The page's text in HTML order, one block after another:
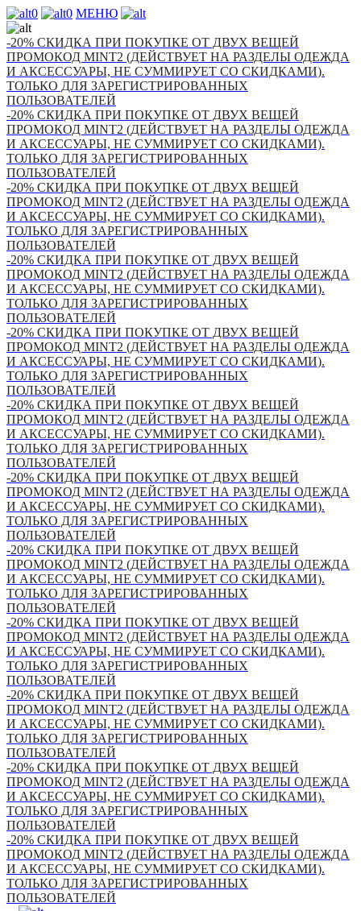
0 0 МЕНЮ
-20% СКИДКА ПРИ ПОКУПКЕ ОТ ДВУХ ВЕЩЕЙ
ПРОМОКОД MINT2 (ДЕЙСТВУЕТ НА РАЗДЕЛЫ ОДЕЖДА
И АКСЕССУАРЫ, НЕ СУММИРУЕТ СО СКИДКАМИ).
ТОЛЬКО ДЛЯ ЗАРЕГИСТРИРОВАННЫХ
ПОЛЬЗОВАТЕЛЕЙ
-20% СКИДКА ПРИ ПОКУПКЕ ОТ ДВУХ ВЕЩЕЙ
ПРОМОКОД MINT2 (ДЕЙСТВУЕТ НА РАЗДЕЛЫ ОДЕЖДА
И АКСЕССУАРЫ, НЕ СУММИРУЕТ СО СКИДКАМИ).
ТОЛЬКО ДЛЯ ЗАРЕГИСТРИРОВАННЫХ
ПОЛЬЗОВАТЕЛЕЙ
-20% СКИДКА ПРИ ПОКУПКЕ ОТ ДВУХ ВЕЩЕЙ
ПРОМОКОД MINT2 (ДЕЙСТВУЕТ НА РАЗДЕЛЫ ОДЕЖДА
И АКСЕССУАРЫ, НЕ СУММИРУЕТ СО СКИДКАМИ).
ТОЛЬКО ДЛЯ ЗАРЕГИСТРИРОВАННЫХ
ПОЛЬЗОВАТЕЛЕЙ
-20% СКИДКА ПРИ ПОКУПКЕ ОТ ДВУХ ВЕЩЕЙ
ПРОМОКОД MINT2 (ДЕЙСТВУЕТ НА РАЗДЕЛЫ ОДЕЖДА
И АКСЕССУАРЫ, НЕ СУММИРУЕТ СО СКИДКАМИ).
ТОЛЬКО ДЛЯ ЗАРЕГИСТРИРОВАННЫХ
ПОЛЬЗОВАТЕЛЕЙ
-20% СКИДКА ПРИ ПОКУПКЕ ОТ ДВУХ ВЕЩЕЙ
ПРОМОКОД MINT2 (ДЕЙСТВУЕТ НА РАЗДЕЛЫ ОДЕЖДА
И АКСЕССУАРЫ, НЕ СУММИРУЕТ СО СКИДКАМИ).
ТОЛЬКО ДЛЯ ЗАРЕГИСТРИРОВАННЫХ
ПОЛЬЗОВАТЕЛЕЙ
-20% СКИДКА ПРИ ПОКУПКЕ ОТ ДВУХ ВЕЩЕЙ
ПРОМОКОД MINT2 (ДЕЙСТВУЕТ НА РАЗДЕЛЫ ОДЕЖДА
И АКСЕССУАРЫ, НЕ СУММИРУЕТ СО СКИДКАМИ).
ТОЛЬКО ДЛЯ ЗАРЕГИСТРИРОВАННЫХ
ПОЛЬЗОВАТЕЛЕЙ
-20% СКИДКА ПРИ ПОКУПКЕ ОТ ДВУХ ВЕЩЕЙ
ПРОМОКОД MINT2 (ДЕЙСТВУЕТ НА РАЗДЕЛЫ ОДЕЖДА
И АКСЕССУАРЫ, НЕ СУММИРУЕТ СО СКИДКАМИ).
ТОЛЬКО ДЛЯ ЗАРЕГИСТРИРОВАННЫХ
ПОЛЬЗОВАТЕЛЕЙ
-20% СКИДКА ПРИ ПОКУПКЕ ОТ ДВУХ ВЕЩЕЙ
ПРОМОКОД MINT2 (ДЕЙСТВУЕТ НА РАЗДЕЛЫ ОДЕЖДА
И АКСЕССУАРЫ, НЕ СУММИРУЕТ СО СКИДКАМИ).
ТОЛЬКО ДЛЯ ЗАРЕГИСТРИРОВАННЫХ
ПОЛЬЗОВАТЕЛЕЙ
-20% СКИДКА ПРИ ПОКУПКЕ ОТ ДВУХ ВЕЩЕЙ
ПРОМОКОД MINT2 (ДЕЙСТВУЕТ НА РАЗДЕЛЫ ОДЕЖДА
И АКСЕССУАРЫ, НЕ СУММИРУЕТ СО СКИДКАМИ).
ТОЛЬКО ДЛЯ ЗАРЕГИСТРИРОВАННЫХ
ПОЛЬЗОВАТЕЛЕЙ
-20% СКИДКА ПРИ ПОКУПКЕ ОТ ДВУХ ВЕЩЕЙ
ПРОМОКОД MINT2 (ДЕЙСТВУЕТ НА РАЗДЕЛЫ ОДЕЖДА
И АКСЕССУАРЫ, НЕ СУММИРУЕТ СО СКИДКАМИ).
ТОЛЬКО ДЛЯ ЗАРЕГИСТРИРОВАННЫХ
ПОЛЬЗОВАТЕЛЕЙ
-20% СКИДКА ПРИ ПОКУПКЕ ОТ ДВУХ ВЕЩЕЙ
ПРОМОКОД MINT2 (ДЕЙСТВУЕТ НА РАЗДЕЛЫ ОДЕЖДА
И АКСЕССУАРЫ, НЕ СУММИРУЕТ СО СКИДКАМИ).
ТОЛЬКО ДЛЯ ЗАРЕГИСТРИРОВАННЫХ
ПОЛЬЗОВАТЕЛЕЙ
-20% СКИДКА ПРИ ПОКУПКЕ ОТ ДВУХ ВЕЩЕЙ
ПРОМОКОД MINT2 (ДЕЙСТВУЕТ НА РАЗДЕЛЫ ОДЕЖДА
И АКСЕССУАРЫ, НЕ СУММИРУЕТ СО СКИДКАМИ).
ТОЛЬКО ДЛЯ ЗАРЕГИСТРИРОВАННЫХ
ПОЛЬЗОВАТЕЛЕЙ